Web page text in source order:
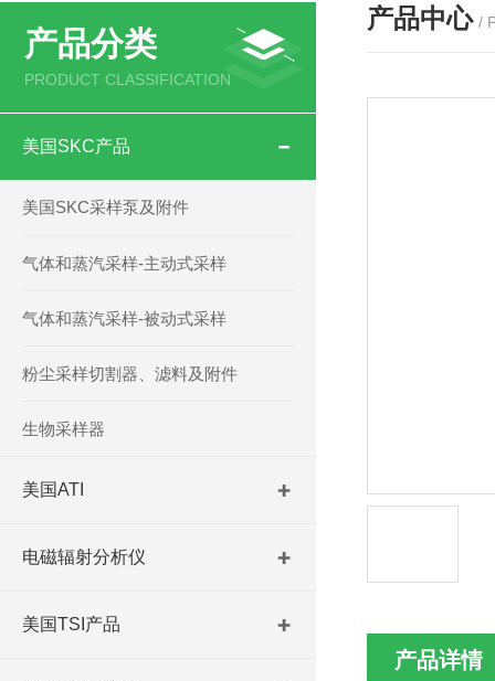
产品分类
PRODUCT CLASSIFICATION
美国SKC产品
美国SKC采样泵及附件
气体和蒸汽采样-主动式采样
气体和蒸汽采样-被动式采样
粉尘采样切割器、滤料及附件
生物采样器
美国ATI
电磁辐射分析仪
美国TSI产品
产品中心 /
产品详情